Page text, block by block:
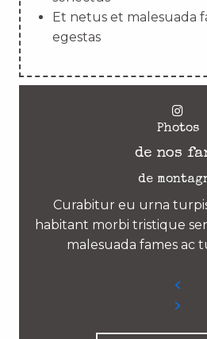
Et netus et malesuada
egestas
Photos
de nos
de
Curabitur eu urna
habitant morbi tristique
malesuada fames ac